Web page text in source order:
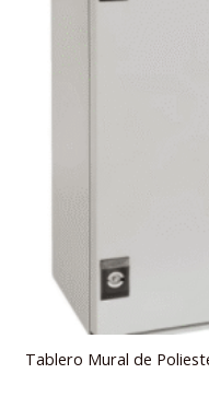
Tablero Mural de